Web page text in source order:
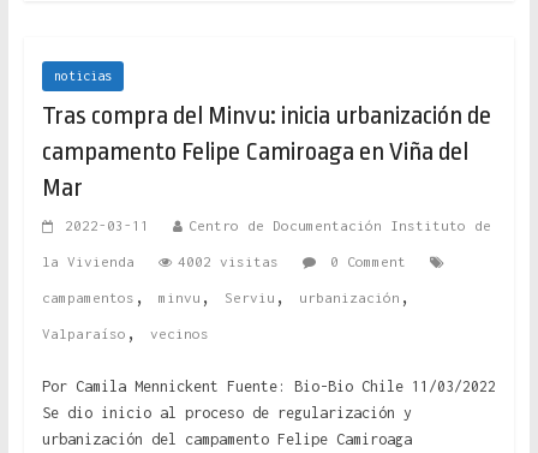
noticias
Tras compra del Minvu: inicia urbanización de
campamento Felipe Camiroaga en Viña del
Mar
2022-03-11 Centro de Documentación Instituto de
la Vivienda 4002 visitas 0 Comment
campamentos , minvu , Serviu , urbanización ,
Valparaíso , vecinos
Por Camila Mennickent Fuente: Bio-Bio Chile 11/03/2022
Se dio inicio al proceso de regularización y
urbanización del campamento Felipe Camiroaga